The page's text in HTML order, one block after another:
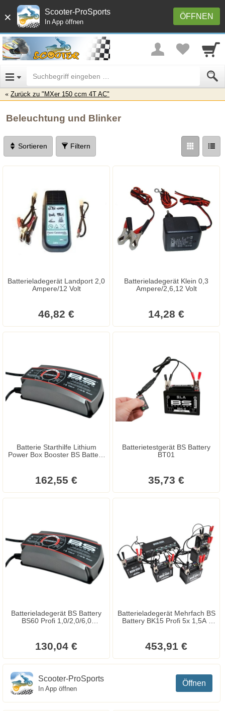
× ÖFFNEN
Scooter-ProSports
In App öffnen
Zurück zu "MXer 150 ccm 4T AC"
Beleuchtung und Blinker
Sortieren Filtern
Batterieladegerät Landport 2,0
Ampere/12 Volt
46,82 €
Batterieladegerät Klein 0,3
Ampere/2,6,12 Volt
14,28 €
Batterie Starthilfe Lithium
Power Box Booster BS Battery
162,55 €
Batterietestgerät BS Battery
BT01
35,73 €
Batterieladegerät BS Battery
BS60 Profi 1,0/2,0/6,0
130,04 €
Batterieladegerät Mehrfach BS
Battery BK15 Profi 5x 1,5A /
453,91 €
Öffnen
Scooter-ProSports
In App öffnen